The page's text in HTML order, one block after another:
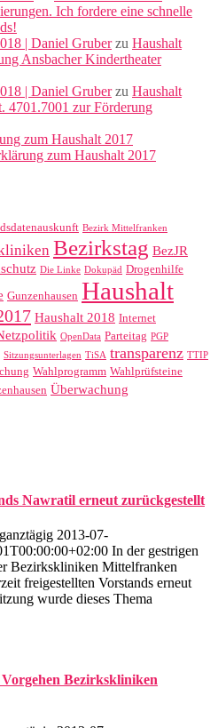
Ich fordere eine schnelle
| Daniel Gruberzu Haushalt
Ansbacher Kindertheater
| Daniel Gruberzu Haushalt
4701.7001 zur Förderung
zum Haushalt 2017
zum Haushalt 2017
Bezirk Mittelfranken
Bezirkstag BezJR
Die Linke Dokupäd Drogenhilfe
Gunzenhausen Haushalt
Haushalt 2018 Internet
OpenData Parteitag PGP
Sitzungsunterlagen TiSA transparenz TTIP
Wahlprogramm Wahlprüfsteine
Überwachung
Nawratil erneut zurückgestellt
2013-07-
In der gestrigen
Bezirkskliniken Mittelfranken
freigestellten Vorstands erneut
wurde dieses Thema
Bezirkskliniken